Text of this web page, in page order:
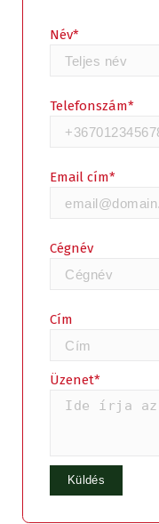
Név*
Telefonszám*
Email cím*
Cégnév
Cím
Üzenet*